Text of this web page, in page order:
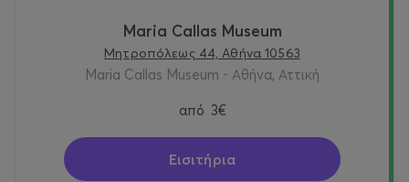
Maria Callas Museum
Μητροπόλεως 44, Αθήνα 10563
Maria Callas Museum - Αθήνα, Αττική
από 3€
Εισιτήρια